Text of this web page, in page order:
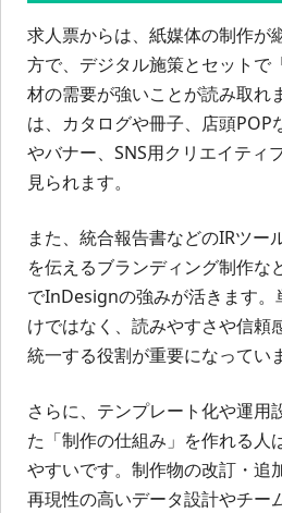
求人票からは、紙媒体の制作が
方で、デジタル施策とセットで
材の需要が強いことが読み取れ
は、カタログや冊子、店頭POP
やバナー、SNS用クリエイティ
見られます。
また、統合報告書などのIRツー
を伝えるブランディング制作な
でInDesignの強みが活きます。
けではなく、読みやすさや信頼
統一する役割が重要になってい
さらに、テンプレート化や運用
た「制作の仕組み」を作れる人
やすいです。制作物の改訂・追
再現性の高いデータ設計やチー